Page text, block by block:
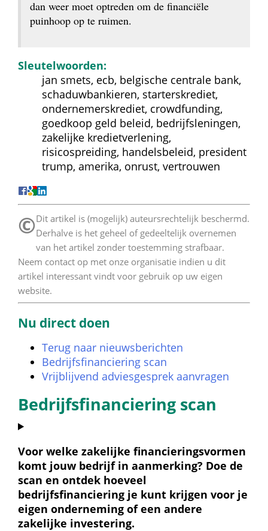
dan weer moet optreden om de financiële
puinhoop op te ruimen.
Sleutelwoorden:
jan smets, ecb, belgische centrale bank,
schaduwbankieren, starterskrediet,
ondernemerskrediet, crowdfunding,
goedkoop geld beleid, bedrijfsleningen,
zakelijke kredietverlening,
risicospreiding, handelsbeleid, president
trump, amerika, onrust, vertrouwen
© Dit artikel is (mogelijk) auteursrechtelijk beschermd.
Derhalve is het geheel of gedeeltelijk overnemen
van het artikel zonder toestemming strafbaar.
Neem contact op met onze organisatie indien u dit
artikel interessant vindt voor gebruik op uw eigen
website.
Nu direct doen
Terug naar nieuwsberichten
Bedrijfsfinanciering scan
Vrijblijvend adviesgesprek aanvragen
Bedrijfsfinanciering scan
Voor welke zakelijke financieringsvormen
komt jouw bedrijf in aanmerking? Doe de
scan en ontdek hoeveel
bedrijfsfinanciering je kunt krijgen voor je
eigen onderneming of een andere
zakelijke investering.